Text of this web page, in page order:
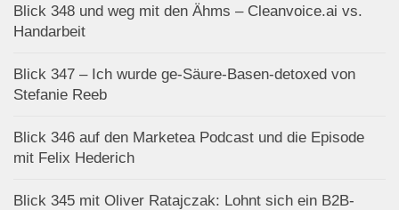
Blick 348 und weg mit den Ähms – Cleanvoice.ai vs.
Handarbeit
Blick 347 – Ich wurde ge-Säure-Basen-detoxed von
Stefanie Reeb
Blick 346 auf den Marketea Podcast und die Episode
mit Felix Hederich
Blick 345 mit Oliver Ratajczak: Lohnt sich ein B2B-